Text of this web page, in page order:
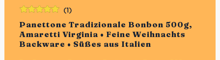
Panettone Tradizionale Bonbon 500g,
Amaretti Virginia • Feine Weihnachts
Backware • Süßes aus Italien
(1)
mit5.00von
5